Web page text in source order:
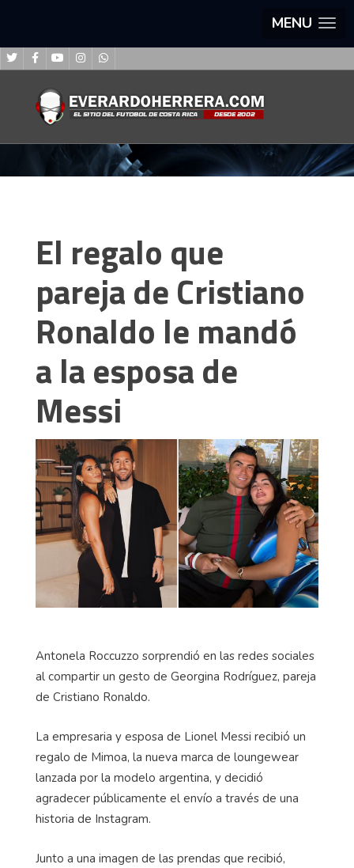
MENU
El regalo que
pareja de Cristiano
Ronaldo le mandó
a la esposa de
Messi
Antonela Roccuzzo sorprendió en las redes sociales
al compartir un gesto de Georgina Rodríguez, pareja
de Cristiano Ronaldo.
La empresaria y esposa de Lionel Messi recibió un
regalo de Mimoa, la nueva marca de loungewear
lanzada por la modelo argentina, y decidió
agradecer públicamente el envío a través de una
historia de Instagram.
Junto a una imagen de las prendas que recibió,